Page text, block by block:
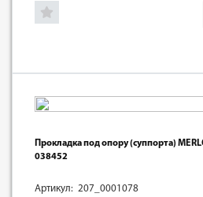
Прокладка под опору (суппорта)
038452
Артикул: 207_0001078